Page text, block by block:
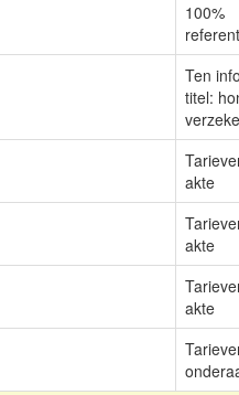
100%
Ten
titel:
akte
akte
akte